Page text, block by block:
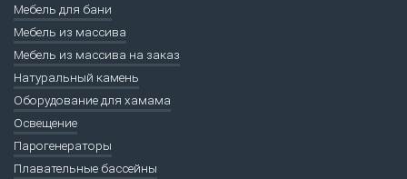
Мебель для бани
Мебель из массива
Мебель из массива на заказ
Натуральный камень
Оборудование для хамама
Освещение
Парогенераторы
Плавательные бассейны